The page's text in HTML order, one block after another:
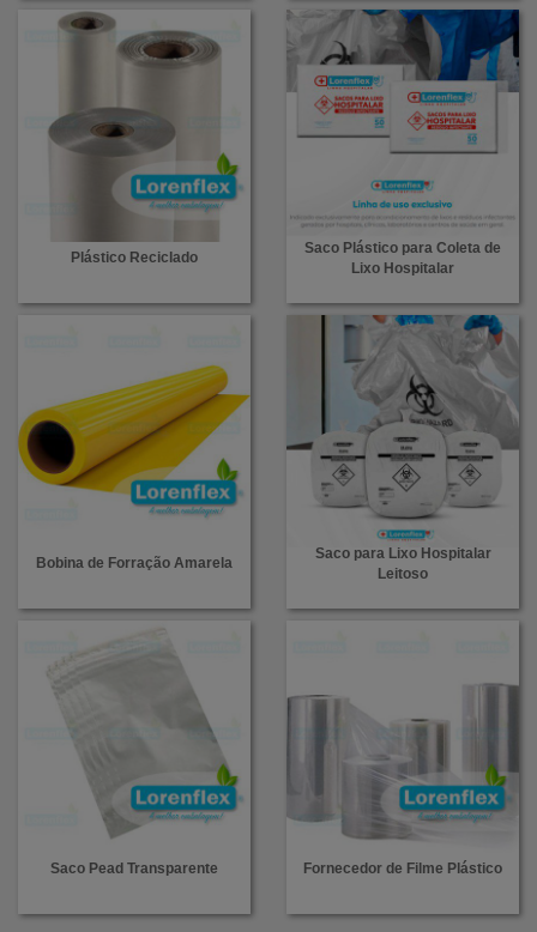
Plástico Reciclado
Saco Plástico para Coleta de
Lixo Hospitalar
Bobina de Forração Amarela
Saco para Lixo Hospitalar
Leitoso
Saco Pead Transparente Fornecedor de Filme Plástico